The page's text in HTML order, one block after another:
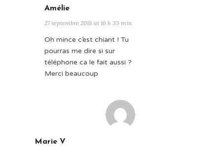
Amélie
27 septembre 2018 at 16 h 33 min
Oh mince c’est chiant ! Tu
pourras me dire si sur
téléphone ca le fait aussi ?
Merci beaucoup
Marie V